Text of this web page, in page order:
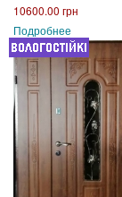
10600.00 грн
Подробнее